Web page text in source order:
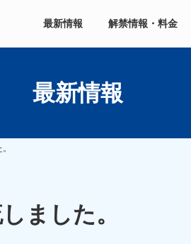
最新情報 解禁情報・料金
最新情報
ました。